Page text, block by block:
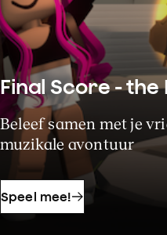
Final Score - the
Beleef samen met je
muzikale avontuur
Speel mee!